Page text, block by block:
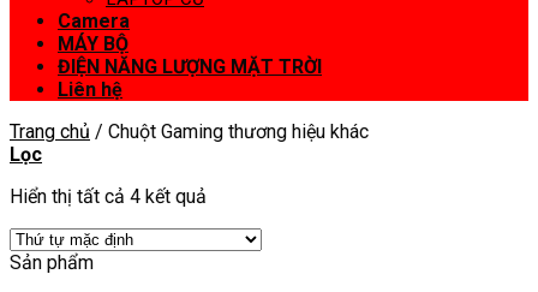
Camera
MÁY BỘ
ĐIỆN NĂNG LƯỢNG MẶT TRỜI
Liên hệ
Trang chủ / Chuột Gaming thương hiệu khác
Lọc
Hiển thị tất cả 4 kết quả
Sản phẩm